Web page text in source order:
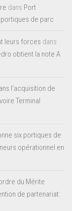
dans Port
portiques de parc
leurs forces dans
obtient la note A
l’acquisition de
Terminal
six portiques de
opérationnel en
du Mérite
de partenariat: